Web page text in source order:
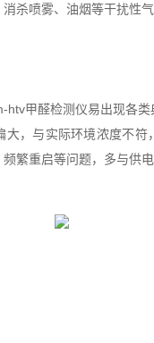
杀喷雾、油烟等干扰性
甲醛检测仪易出现各类
，与实际环境浓度不
繁重启等问题，多与供